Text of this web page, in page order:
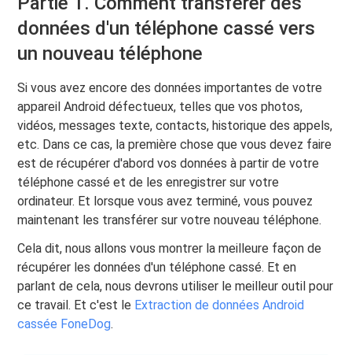
données d'un téléphone cassé vers
un nouveau téléphone
Si vous avez encore des données importantes de votre
appareil Android défectueux, telles que vos photos,
vidéos, messages texte, contacts, historique des appels,
etc. Dans ce cas, la première chose que vous devez faire
est de récupérer d'abord vos données à partir de votre
téléphone cassé et de les enregistrer sur votre
ordinateur. Et lorsque vous avez terminé, vous pouvez
maintenant les transférer sur votre nouveau téléphone.
Cela dit, nous allons vous montrer la meilleure façon de
récupérer les données d'un téléphone cassé. Et en
parlant de cela, nous devrons utiliser le meilleur outil pour
ce travail. Et c'est le Extraction de données Android
cassée FoneDog.